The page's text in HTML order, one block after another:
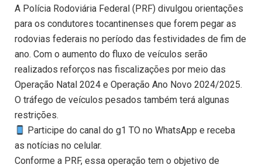
A Polícia Rodoviária Federal (PRF) divulgou orientações
para os condutores tocantinenses que forem pegar as
rodovias federais no período das festividades de fim de
ano. Com o aumento do fluxo de veículos serão
realizados reforços nas fiscalizações por meio das
Operação Natal 2024 e Operação Ano Novo 2024/2025.
O tráfego de veículos pesados também terá algunas
restrições.
Participe do canal do g1 TO no WhatsApp e receba
as notícias no celular.
Conforme a PRF, essa operação tem o objetivo de